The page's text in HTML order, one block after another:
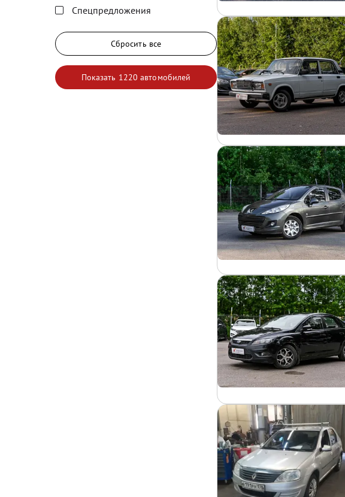
Спецпредложения
Сбросить все
Показать 1220 автомобилей